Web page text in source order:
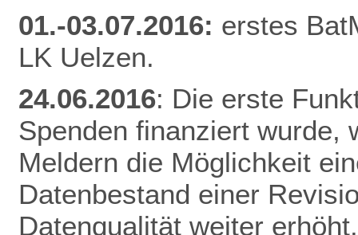
01.-03.07.2016: erstes
LK Uelzen.
24.06.2016: Die erste
Spenden finanziert wurde,
Meldern die Möglichkeit
Datenbestand einer
Datenqualität weiter